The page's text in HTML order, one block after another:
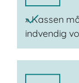
» Kassen
indvendig